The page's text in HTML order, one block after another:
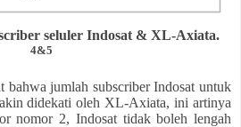
seluler Indosat & XL-Axiata.
4&5
bahwa jumlah subscriber Indosat untuk
didekati oleh XL-Axiata, ini artinya
nomor 2, Indosat tidak boleh lengah